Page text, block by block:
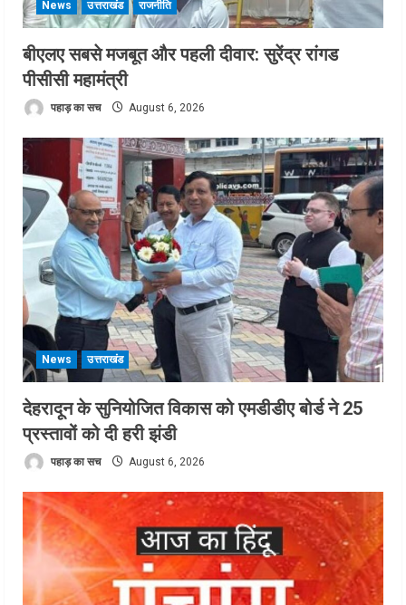
News उत्तराखंड राजनीति
बीएलए सबसे मजबूत और पहली दीवार: सुरेंद्र रांगड
पीसीसी महामंत्री
पहाड़ का सच August 6, 2026
News उत्तराखंड
देहरादून के सुनियोजित विकास को एमडीडीए बोर्ड ने 25
प्रस्तावों को दी हरी झंडी
पहाड़ का सच August 6, 2026